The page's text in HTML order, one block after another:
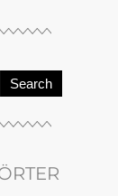
Search